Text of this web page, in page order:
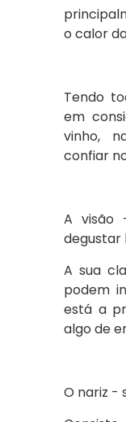
o calor
Tendo
em
vinho,
confiar
A visão
degustar
A sua
podem
está a
algo de
O nariz -